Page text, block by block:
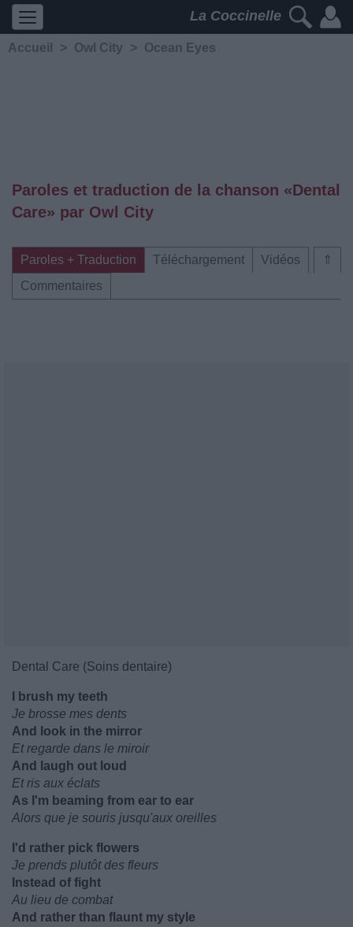
La Coccinelle
Accueil > Owl City > Ocean Eyes
Paroles et traduction de la chanson «Dental
Care» par Owl City
⇑
Paroles + Traduction Téléchargement
Vidéos
Commentaires
Dental Care (Soins dentaire)
I brush my teeth
Je brosse mes dents
And look in the mirror
Et regarde dans le miroir
And laugh out loud
Et ris aux éclats
As I'm beaming from ear to ear
Alors que je souris jusqu'aux oreilles
I'd rather pick flowers
Je prends plutôt des fleurs
Instead of fight
Au lieu de combat
And rather than flaunt my style